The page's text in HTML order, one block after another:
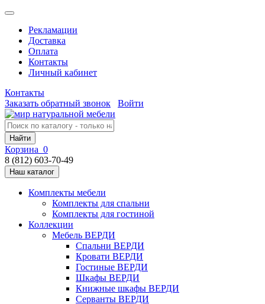
Рекламации
Доставка
Оплата
Контакты
Личный кабинет
Контакты
Заказать обратный звонок
Войти
Найти
Корзина 0
8 (812) 603-70-49
Наш каталог
Комплекты мебели
Комплекты для спальни
Комплекты для гостиной
Коллекции
Мебель ВЕРДИ
Спальни ВЕРДИ
Кровати ВЕРДИ
Гостиные ВЕРДИ
Шкафы ВЕРДИ
Книжные шкафы ВЕРДИ
Серванты ВЕРДИ